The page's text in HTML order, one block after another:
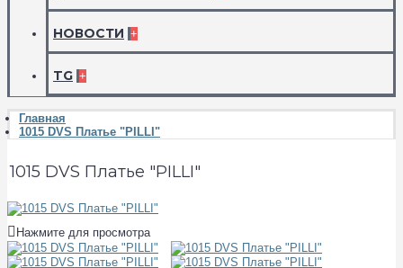
НОВОСТИ +
TG +
Главная
1015 DVS Платье "PILLI"
1015 DVS Платье "PILLI"
Нажмите для просмотра